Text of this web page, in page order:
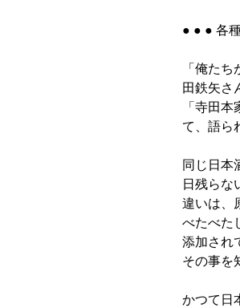
● ● ● 各
「俺た
田鉄矢さ
「寺田
て、語ら
同じ日本
日残らな
違いは、
べたべた
添加され
その事を
かつて日